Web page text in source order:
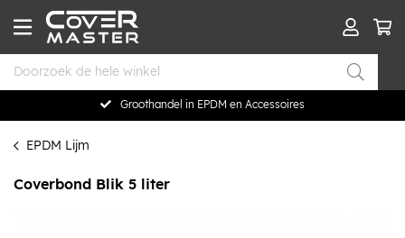
Groothandel in EPDM en Accessoires
EPDM Lijm
Coverbond Blik 5 liter